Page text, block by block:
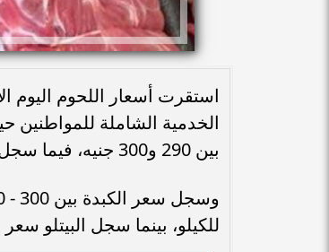
بين 290 و300 جنيه، فيما سجل اللحم الجملي 180 و220 جنيها للكيلو.
للكيلو، بينما سجل البيتلو سعر بين 250 و300 جنيهًا فى